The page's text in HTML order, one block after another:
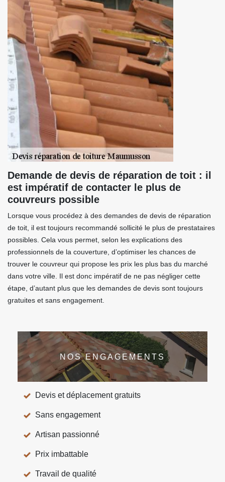
Demande de devis de réparation de toit : il
est impératif de contacter le plus de
couvreurs possible
Lorsque vous procédez à des demandes de devis de réparation
de toit, il est toujours recommandé sollicité le plus de prestataires
possibles. Cela vous permet, selon les explications des
professionnels de la couverture, d’optimiser les chances de
trouver le couvreur qui propose les prix les plus bas du marché
dans votre ville. Il est donc impératif de ne pas négliger cette
étape, d’autant plus que les demandes de devis sont toujours
gratuites et sans engagement.
NOS ENGAGEMENTS
Devis et déplacement gratuits
Sans engagement
Artisan passionné
Prix imbattable
Travail de qualité